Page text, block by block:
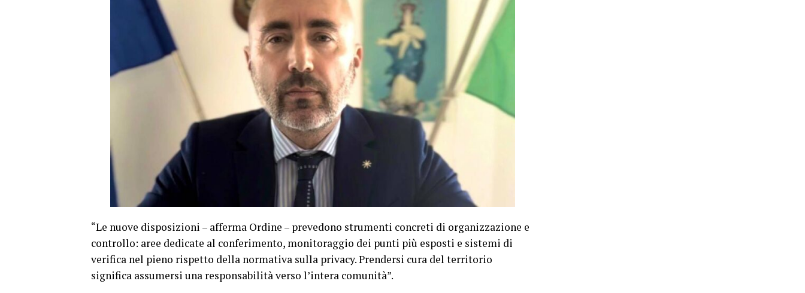
“Le nuove disposizioni – afferma Ordine – prevedono strumenti concreti di organizzazione e
controllo: aree dedicate al conferimento, monitoraggio dei punti più esposti e sistemi di
verifica nel pieno rispetto della normativa sulla privacy. Prendersi cura del territorio
significa assumersi una responsabilità verso l’intera comunità”.